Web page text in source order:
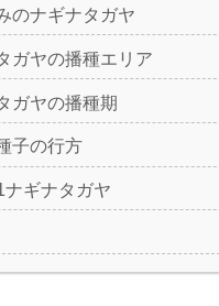
のナギナタガヤ
ガヤの播種エリア
ガヤの播種期
子の行方
ナギナタガヤ